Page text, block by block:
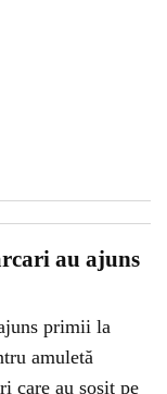
au ajuns
primii la
amuletă
care au sosit pe